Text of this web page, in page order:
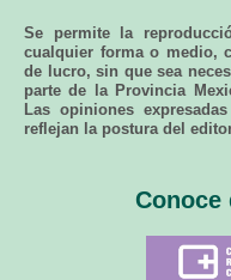
Se permite la
cualquier forma o medio,
de lucro, sin que sea
parte de la Provincia
Las opiniones
reflejan la postura del
Conoce